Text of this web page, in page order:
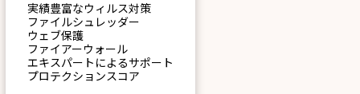
実績豊富なウィルス対策
ファイルシュレッダー
ウェブ保護
ファイアーウォール
エキスパートによるサポート
プロテクションスコア